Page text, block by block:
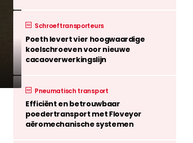
Schroeftransporteurs
Poeth levert vier hoogwaardige
koelschroeven voor nieuwe
cacaoverwerkingslijn
Pneumatisch transport
Efficiënt en betrouwbaar
poedertransport met Floveyor
aëromechanische systemen